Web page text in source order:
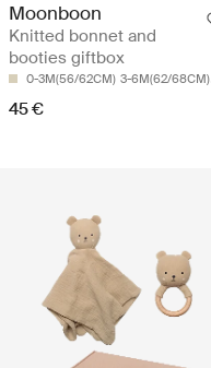
Moonboon
Knitted bonnet and
booties giftbox
0-3M(56/62CM) 3-6M(62/68CM)
45 €